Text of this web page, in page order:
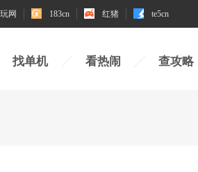
网 183cn 红猪 te5cn
找单机 看热闹 查攻略